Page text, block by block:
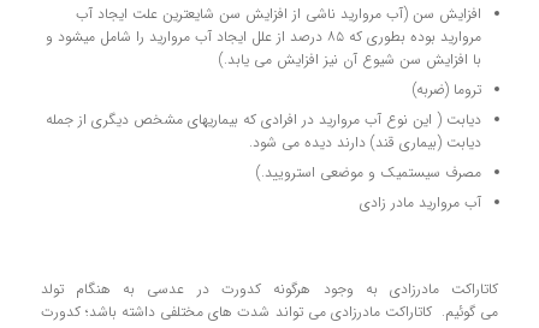
افزايش سن (آب مرواريد ناشي از افزايش سن شايعترين علت ایجاد آب
مرواريد بوده بطوری که ۸۵ درصد از علل ایجاد آب مروارید را شامل میشود و
با افزايش سن شيوع آن نیز افزايش مي يابد.)
تروما (ضربه)
دیابت ( اين نوع آب مرواريد در افرادي كه بيماريهاي مشخص ديگري از جمله
ديابت (بيماري قند) دارند ديده مي شود.
مصرف سیستمیک و موضعی استرویید.)
آب مرواريد مادر زادي
کاتاراکت مادرزادی به وجود هرگونه کدورت در عدسی به هنگام تولد
می گوئیم. کاتاراکت مادرزادی می تواند شدت های مختلفی داشته باشد؛ کدورت